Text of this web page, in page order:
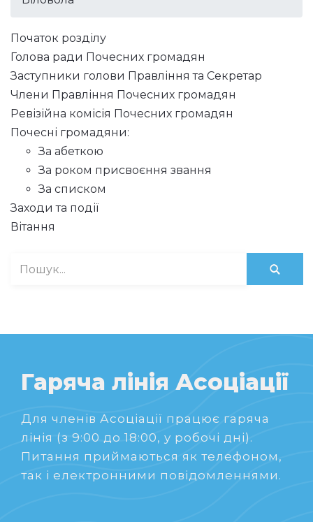
Початок розділу
Голова ради Почесних громадян
Заступники голови Правління та Секретар
Члени Правління Почесних громадян
Ревізійна комісія Почесних громадян
Почесні громадяни:
За абеткою
За роком присвоєння звання
За списком
Заходи та події
Вітання
Гаряча лінія Асоціації
Для членів Асоціації працює гаряча
лінія (з 9:00 до 18:00, у робочі дні).
Питання приймаються як телефоном,
так і електронними повідомленнями.